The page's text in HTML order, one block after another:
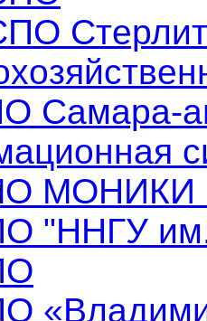
Самара-
МОНИКИ
"ННГУ им.